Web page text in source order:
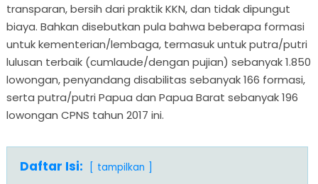
transparan, bersih dari praktik KKN, dan tidak dipungut
biaya. Bahkan disebutkan pula bahwa beberapa formasi
untuk kementerian/lembaga, termasuk untuk putra/putri
lulusan terbaik (cumlaude/dengan pujian) sebanyak 1.850
lowongan, penyandang disabilitas sebanyak 166 formasi,
serta putra/putri Papua dan Papua Barat sebanyak 196
lowongan CPNS tahun 2017 ini.
Daftar Isi: tampilkan